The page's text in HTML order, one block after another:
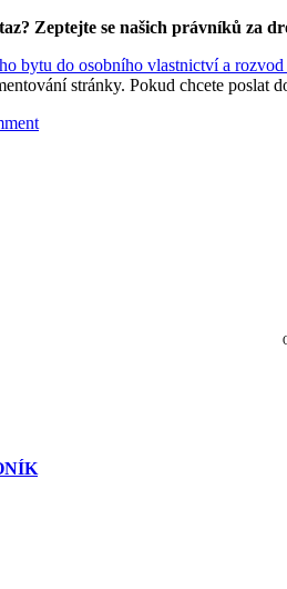
Zeptejte se našich právníků za
bytu do osobního vlastnictví a
stránky. Pokud chcete poslat